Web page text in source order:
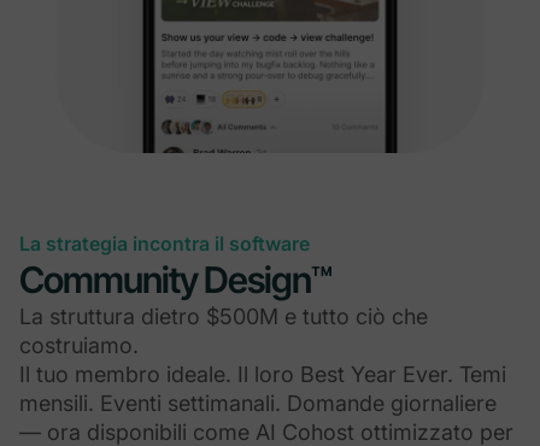
La strategia incontra il software
Community Design™
La struttura dietro $500M e tutto ciò che
costruiamo.
Il tuo membro ideale. Il loro Best Year Ever. Temi
mensili. Eventi settimanali. Domande giornaliere
— ora disponibili come AI Cohost ottimizzato per